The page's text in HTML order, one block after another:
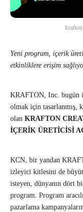
Yeni program, içerik
etkinliklere erişim
KRAFTON, Inc. bugün
olmak için tasarlanmış,
olan KRAFTON
İÇERİK ÜRETİCİSİ
KCN, bir yandan
izleyici kitlesini de
isteyen, dünyanın dört
program. Program
pazarlama